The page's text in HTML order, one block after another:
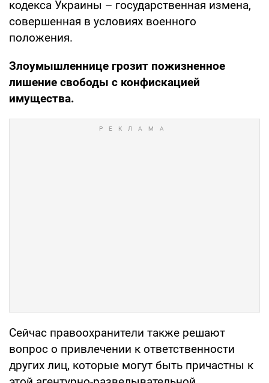
кодекса Украины – государственная измена,
совершенная в условиях военного
положения.
Злоумышленнице грозит пожизненное
лишение свободы с конфискацией
имущества.
Сейчас правоохранители также решают
вопрос о привлечении к ответственности
других лиц, которые могут быть причастны к